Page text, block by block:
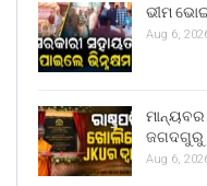
ଭୀମ
Aug 6,
ମାନ୍ୟବର
ଜଗଦଗୁରୁ
Aug 6,